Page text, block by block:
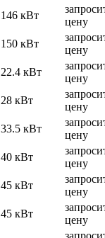
146 кВт
цену
150 кВт
цену
22.4 кВт
цену
28 кВт
цену
33.5 кВт
цену
40 кВт
цену
45 кВт
цену
45 кВт
цену